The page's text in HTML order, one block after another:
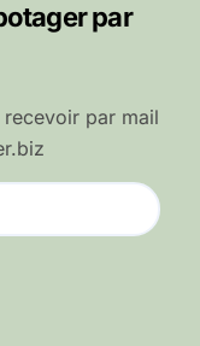
par
par mail